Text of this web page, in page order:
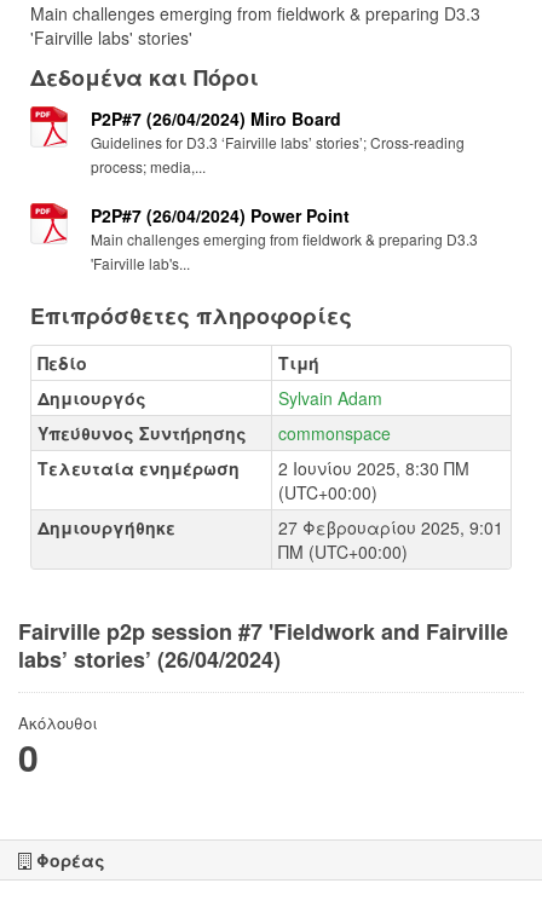
Main challenges emerging from fieldwork & preparing D3.3
'Fairville labs' stories'
Δεδομένα και Πόροι
P2P#7 (26/04/2024) Miro Board
Guidelines for D3.3 ‘Fairville labs’ stories’; Cross-reading
process; media,...
P2P#7 (26/04/2024) Power Point
Main challenges emerging from fieldwork & preparing D3.3
'Fairville lab's...
Επιπρόσθετες πληροφορίες
Πεδίο
Τιμή
Δημιουργός
Sylvain Adam
Υπεύθυνος Συντήρησης
commonspace
Τελευταία ενημέρωση
2 Ιουνίου 2025, 8:30 ΠΜ
(UTC+00:00)
Δημιουργήθηκε
27 Φεβρουαρίου 2025, 9:01
ΠΜ (UTC+00:00)
Fairville p2p session #7 'Fieldwork and Fairville
labs’ stories’ (26/04/2024)
Ακόλουθοι
0
Φορέας